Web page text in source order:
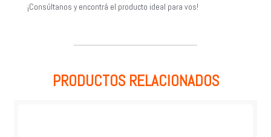
¡Consúltanos y encontrá el producto ideal para vos!
PRODUCTOS RELACIONADOS